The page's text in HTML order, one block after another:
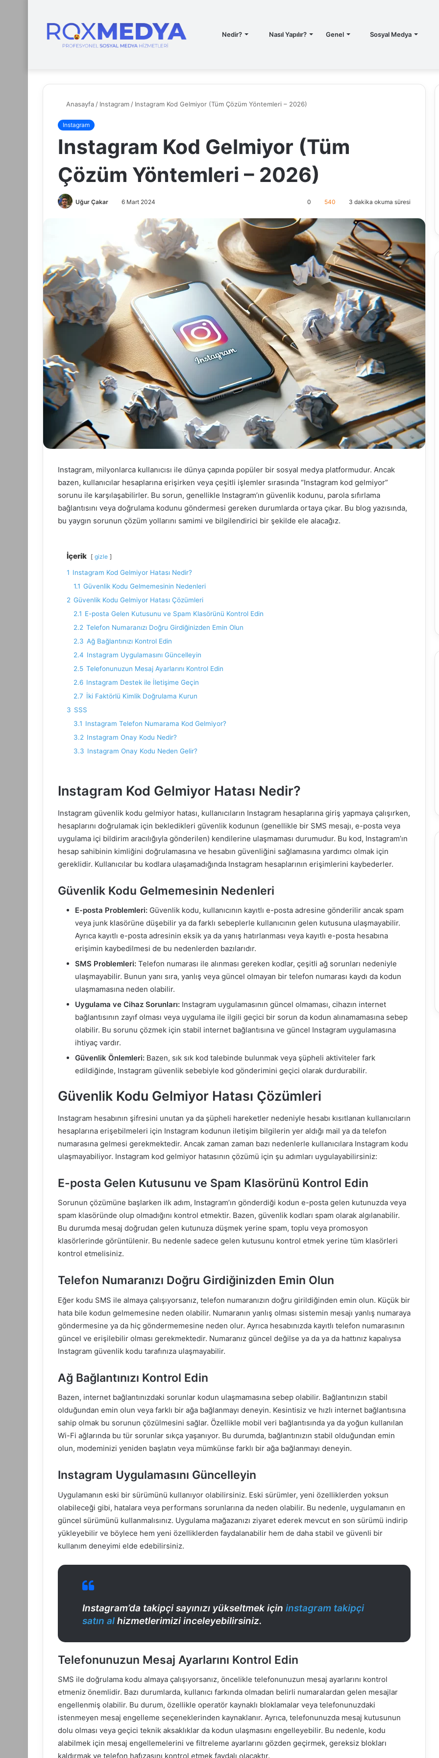
Nedir? Nasıl Yapılır? Genel Sosyal Medya
Anasayfa / Instagram / Instagram Kod Gelmiyor (Tüm Çözüm Yöntemleri – 2026)
Instagram
Instagram Kod Gelmiyor (Tüm
Çözüm Yöntemleri – 2026)
Uğur Çakar 6 Mart 2024 0 540 3 dakika okuma süresi
Instagram, milyonlarca kullanıcısı ile dünya çapında popüler bir sosyal medya platformudur. Ancak
bazen, kullanıcılar hesaplarına erişirken veya çeşitli işlemler sırasında “Instagram kod gelmiyor”
sorunu ile karşılaşabilirler. Bu sorun, genellikle Instagram’ın güvenlik kodunu, parola sıfırlama
bağlantısını veya doğrulama kodunu göndermesi gereken durumlarda ortaya çıkar. Bu blog yazısında,
bu yaygın sorunun çözüm yollarını samimi ve bilgilendirici bir şekilde ele alacağız.
İçerik gizle
1 Instagram Kod Gelmiyor Hatası Nedir?
1.1 Güvenlik Kodu Gelmemesinin Nedenleri
2 Güvenlik Kodu Gelmiyor Hatası Çözümleri
2.1 E-posta Gelen Kutusunu ve Spam Klasörünü Kontrol Edin
2.2 Telefon Numaranızı Doğru Girdiğinizden Emin Olun
2.3 Ağ Bağlantınızı Kontrol Edin
2.4 Instagram Uygulamasını Güncelleyin
2.5 Telefonunuzun Mesaj Ayarlarını Kontrol Edin
2.6 Instagram Destek ile İletişime Geçin
2.7 İki Faktörlü Kimlik Doğrulama Kurun
3 SSS
3.1 Instagram Telefon Numarama Kod Gelmiyor?
3.2 Instagram Onay Kodu Nedir?
3.3 Instagram Onay Kodu Neden Gelir?
Instagram Kod Gelmiyor Hatası Nedir?
Instagram güvenlik kodu gelmiyor hatası, kullanıcıların Instagram hesaplarına giriş yapmaya çalışırken,
hesaplarını doğrulamak için bekledikleri güvenlik kodunun (genellikle bir SMS mesajı, e-posta veya
uygulama içi bildirim aracılığıyla gönderilen) kendilerine ulaşmaması durumudur. Bu kod, Instagram’ın
hesap sahibinin kimliğini doğrulamasına ve hesabın güvenliğini sağlamasına yardımcı olmak için
gereklidir. Kullanıcılar bu kodlara ulaşamadığında Instagram hesaplarının erişimlerini kaybederler.
Güvenlik Kodu Gelmemesinin Nedenleri
E-posta Problemleri: Güvenlik kodu, kullanıcının kayıtlı e-posta adresine gönderilir ancak spam
veya junk klasörüne düşebilir ya da farklı sebeplerle kullanıcının gelen kutusuna ulaşmayabilir.
Ayrıca kayıtlı e-posta adresinin eksik ya da yanış hatırlanması veya kayıtlı e-posta hesabına
erişimin kaybedilmesi de bu nedenlerden bazılarıdır.
SMS Problemleri: Telefon numarası ile alınması gereken kodlar, çeşitli ağ sorunları nedeniyle
ulaşmayabilir. Bunun yanı sıra, yanlış veya güncel olmayan bir telefon numarası kaydı da kodun
ulaşmamasına neden olabilir.
Uygulama ve Cihaz Sorunları: Instagram uygulamasının güncel olmaması, cihazın internet
bağlantısının zayıf olması veya uygulama ile ilgili geçici bir sorun da kodun alınamamasına sebep
olabilir. Bu sorunu çözmek için stabil internet bağlantısına ve güncel Instagram uygulamasına
ihtiyaç vardır.
Güvenlik Önlemleri: Bazen, sık sık kod talebinde bulunmak veya şüpheli aktiviteler fark
edildiğinde, Instagram güvenlik sebebiyle kod gönderimini geçici olarak durdurabilir.
Güvenlik Kodu Gelmiyor Hatası Çözümleri
Instagram hesabının şifresini unutan ya da şüpheli hareketler nedeniyle hesabı kısıtlanan kullanıcıların
hesaplarına erişebilmeleri için Instagram kodunun iletişim bilgilerin yer aldığı mail ya da telefon
numarasına gelmesi gerekmektedir. Ancak zaman zaman bazı nedenlerle kullanıcılara Instagram kodu
ulaşmayabiliyor. Instagram kod gelmiyor hatasının çözümü için şu adımları uygulayabilirsiniz:
E-posta Gelen Kutusunu ve Spam Klasörünü Kontrol Edin
Sorunun çözümüne başlarken ilk adım, Instagram’ın gönderdiği kodun e-posta gelen kutunuzda veya
spam klasöründe olup olmadığını kontrol etmektir. Bazen, güvenlik kodları spam olarak algılanabilir.
Bu durumda mesaj doğrudan gelen kutunuza düşmek yerine spam, toplu veya promosyon
klasörlerinde görüntülenir. Bu nedenle sadece gelen kutusunu kontrol etmek yerine tüm klasörleri
kontrol etmelisiniz.
Telefon Numaranızı Doğru Girdiğinizden Emin Olun
Eğer kodu SMS ile almaya çalışıyorsanız, telefon numaranızın doğru girildiğinden emin olun. Küçük bir
hata bile kodun gelmemesine neden olabilir. Numaranın yanlış olması sistemin mesajı yanlış numaraya
göndermesine ya da hiç göndermemesine neden olur. Ayrıca hesabınızda kayıtlı telefon numarasının
güncel ve erişilebilir olması gerekmektedir. Numaranız güncel değilse ya da ya da hattınız kapalıysa
Instagram güvenlik kodu tarafınıza ulaşmayabilir.
Ağ Bağlantınızı Kontrol Edin
Bazen, internet bağlantınızdaki sorunlar kodun ulaşmamasına sebep olabilir. Bağlantınızın stabil
olduğundan emin olun veya farklı bir ağa bağlanmayı deneyin. Kesintisiz ve hızlı internet bağlantısına
sahip olmak bu sorunun çözülmesini sağlar. Özellikle mobil veri bağlantısında ya da yoğun kullanılan
Wi-Fi ağlarında bu tür sorunlar sıkça yaşanıyor. Bu durumda, bağlantınızın stabil olduğundan emin
olun, modeminizi yeniden başlatın veya mümkünse farklı bir ağa bağlanmayı deneyin.
Instagram Uygulamasını Güncelleyin
Uygulamanın eski bir sürümünü kullanıyor olabilirsiniz. Eski sürümler, yeni özelliklerden yoksun
olabileceği gibi, hatalara veya performans sorunlarına da neden olabilir. Bu nedenle, uygulamanın en
güncel sürümünü kullanmalısınız. Uygulama mağazanızı ziyaret ederek mevcut en son sürümü indirip
yükleyebilir ve böylece hem yeni özelliklerden faydalanabilir hem de daha stabil ve güvenli bir
kullanım deneyimi elde edebilirsiniz.
Instagram’da takipçi sayınızı yükseltmek için instagram takipçi
satın al hizmetlerimizi inceleyebilirsiniz.
Telefonunuzun Mesaj Ayarlarını Kontrol Edin
SMS ile doğrulama kodu almaya çalışıyorsanız, öncelikle telefonunuzun mesaj ayarlarını kontrol
etmeniz önemlidir. Bazı durumlarda, kullanıcı farkında olmadan belirli numaralardan gelen mesajlar
engellenmiş olabilir. Bu durum, özellikle operatör kaynaklı bloklamalar veya telefonunuzdaki
istenmeyen mesaj engelleme seçeneklerinden kaynaklanır. Ayrıca, telefonunuzda mesaj kutusunun
dolu olması veya geçici teknik aksaklıklar da kodun ulaşmasını engelleyebilir. Bu nedenle, kodu
alabilmek için mesaj engellemelerini ve filtreleme ayarlarını gözden geçirmek, gereksiz blokları
kaldırmak ve telefon hafızasını kontrol etmek faydalı olacaktır.